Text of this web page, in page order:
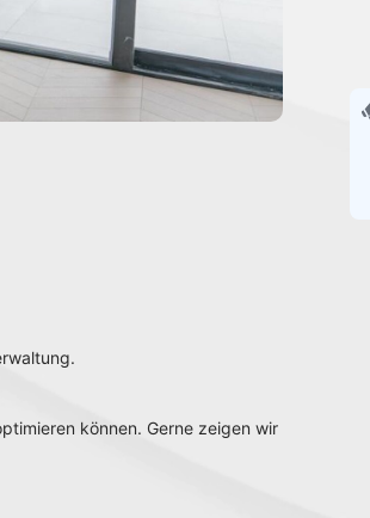
können. Gerne zeigen wir